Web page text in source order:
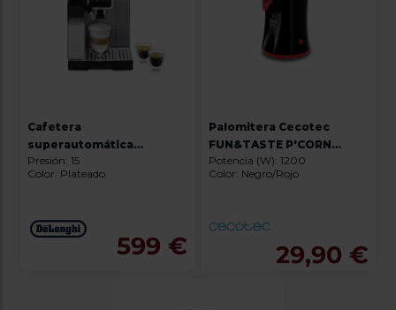
Cafetera
superautomática
De'Longhi Dinamica Plus
ECAM380.85.SB
Presión: 15
Color: Plateado
599 €
Palomitera Cecotec
FUN&TASTE P'CORN
03263
Potencia (W): 1200
Color: Negro/Rojo
29,90 €